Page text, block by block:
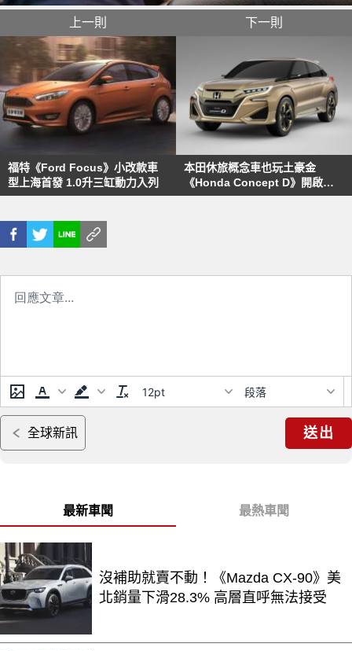
上一則
福特《Ford Focus》小改款車
型上海首發 1.0升三缸動力入列
下一則
本田休旅概念車也玩土豪金
《Honda Concept D》開啟豪
華SUV新篇章
12pt 段落
全球新訊 送出
最新車聞 最熱車聞
沒補助就賣不動！《Mazda CX-90》美
北銷量下滑28.3% 高層直呼無法接受